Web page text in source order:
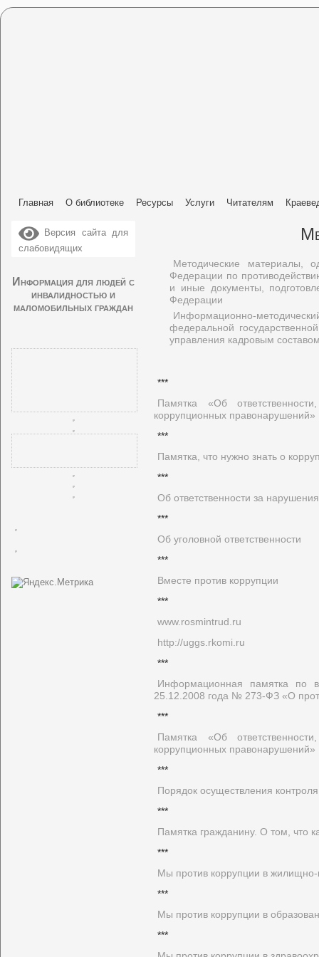
Главная О библиотеке Ресурсы Услуги Читателям
Версия сайта для
слабовидящих
Информация для людей с
инвалидностью и
маломобильных граждан
Методические материалы,
Федерации по
и иные документы,
Федерации
Информационно-
федеральной
управления кадровым
***
Памятка «Об
коррупционных правонарушений»
***
Памятка, что нужно знать о
***
Об ответственности за нарушения
***
Об уголовной ответственности
***
Вместе против коррупции
***
www.rosmintrud.ru
http://uggs.rkomi.ru
***
Информационная памятка по
25.12.2008 года № 273-ФЗ «О
***
Памятка «Об
коррупционных правонарушений»
***
Порядок осуществления
***
Памятка гражданину. О том, что
***
Мы против коррупции в
***
Мы против коррупции в
***